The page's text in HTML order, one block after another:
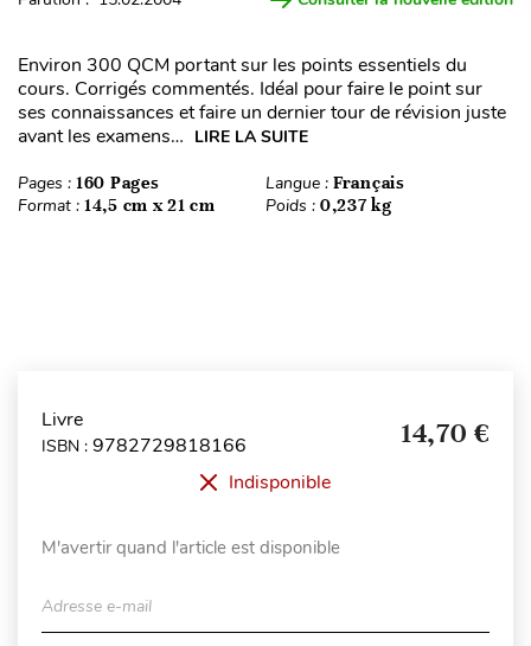
Environ 300 QCM portant sur les points essentiels du
cours. Corrigés commentés. Idéal pour faire le point sur
ses connaissances et faire un dernier tour de révision juste
avant les examens… LIRE LA SUITE
Pages : 160 Pages Langue : Français
Format : 14,5 cm x 21 cm Poids : 0,237 kg
Livre
ISBN : 9782729818166 14,70 €
Indisponible
M'avertir quand l'article est disponible
Adresse e-mail